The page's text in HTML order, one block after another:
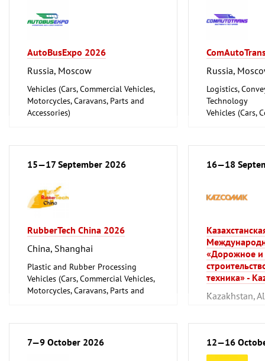
AutoBusExpo 2026
Russia, Moscow
Vehicles (Cars, Commercial Vehicles,
Motorcycles, Caravans, Parts and
Accessories)
Russia,
Logistics,
Technology
Vehicles (Cars,
15—17 September 2026
RubberTech China 2026
China, Shanghai
Plastic and Rubber Processing
Vehicles (Cars, Commercial Vehicles,
Motorcycles, Caravans, Parts and
16—18
«Дорожное
техника» -
Kazakhstan,
Motorcycles,
Accessories)
7—9 October 2026 12—16